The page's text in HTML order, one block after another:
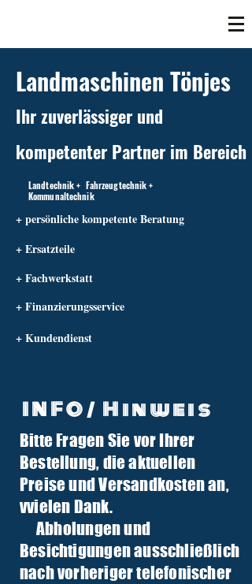
Landmaschinen Tönjes
Ihr zuverlässiger und
kompetenter Partner im Bereich
Landtechnik + Fahrzeugtechnik +
Kommunaltechnik
+ persönliche kompetente Beratung
+ Ersatzteile
+ Fachwerkstatt
+ Finanzierungsservice
+ Kundendienst
info@tuber-traktor.de
+49 (0) 4406-9568797
INFO/ Hinweis
Bitte Fragen Sie vor Ihrer
Bestellung, die aktuellen
Preise und Versandkosten an,
vvielen Dank.
Abholungen und
Besichtigungen ausschließlich
nach vorheriger telefonischer